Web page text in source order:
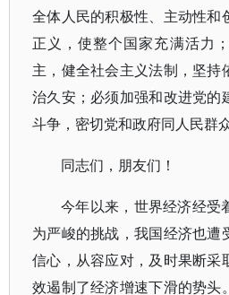
全体人民的积极性、主动性和
正义，使整个国家充满活力
主，健全社会主义法制，坚持
治久安；必须加强和改进党的
斗争，密切党和政府同人民群
同志们，朋友们！
今年以来，世界经济经受
为严峻的挑战，我国经济也遭
信心，从容应对，及时果断采
效遏制了经济增速下滑的势头